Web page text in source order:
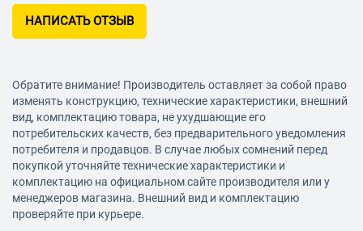
300 кд/м2
Прием сигнала
Поддержка стереозвука NICAM
есть
Поддержка телевизионных стандартов
PAL, SECAM, NTSC
Поддержка DVB-T
НАПИСАТЬ ОТЗЫВ
Обратите внимание! Производитель оставляет за собой право
изменять конструкцию, технические характеристики, внешний
вид, комплектацию товара, не ухудшающие его
потребительских качеств, без предварительного уведомления
потребителя и продавцов. В случае любых сомнений перед
покупкой уточняйте технические характеристики и
комплектацию на официальном сайте производителя или у
менеджеров магазина. Внешний вид и комплектацию
проверяйте при курьере.